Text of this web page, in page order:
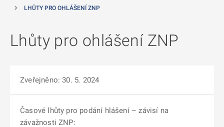
LHŮTY PRO OHLÁŠENÍ ZNP
Lhůty pro ohlášení ZNP
Zveřejněno: 30. 5. 2024
Časové lhůty pro podání hlášení – závisí na
závažnosti ZNP: